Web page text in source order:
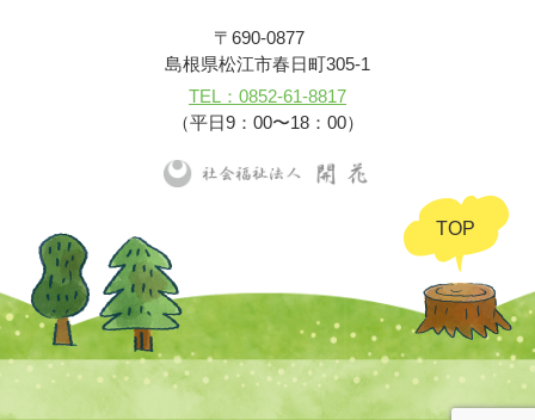
〒690-0877
島根県松江市春日町305-1
TEL：0852-61-8817
（平日9：00〜18：00）
TOP